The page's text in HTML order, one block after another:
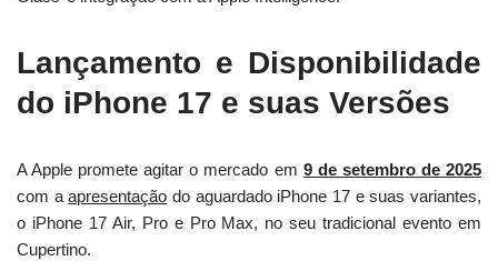
Lançamento e Disponibilidade
do iPhone 17 e suas Versões
A Apple promete agitar o mercado em 9 de setembro de 2025
com aapresentação do aguardado iPhone 17 e suas variantes,
o iPhone 17 Air, Pro e Pro Max, no seu tradicional evento em
Cupertino.